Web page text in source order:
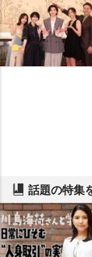
話題の特集